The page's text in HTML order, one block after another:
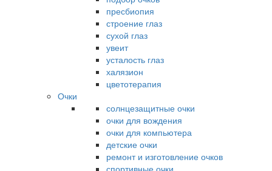
пресбиопия
строение глаз
сухой глаз
увеит
усталость глаз
халязион
цветотерапия
Очки
солнцезащитные очки
очки для вождения
очки для компьютера
детские очки
ремонт и изготовление очков